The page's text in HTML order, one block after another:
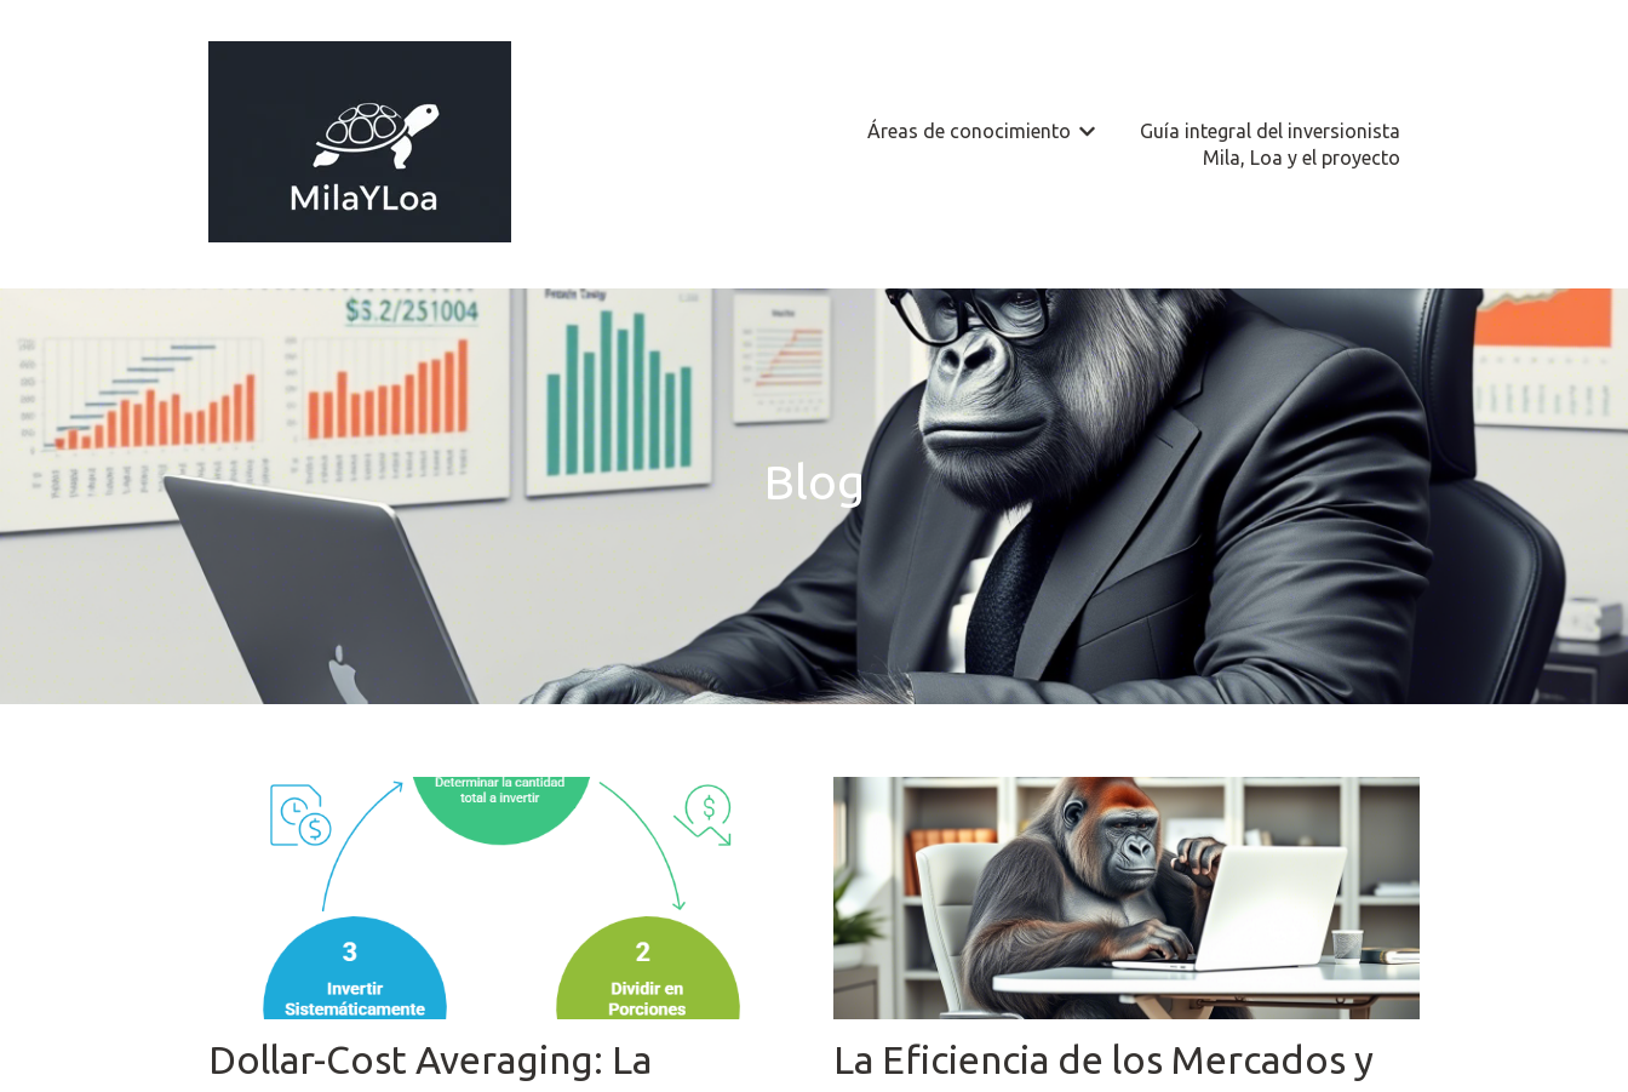
Áreas de conocimiento
Mostrar submenú de Áreas de conocimiento
Guía integral del inversionista
Mila, Loa y el proyecto
Blog
Dollar-Cost Averaging: La
La Eficiencia de los Mercados y